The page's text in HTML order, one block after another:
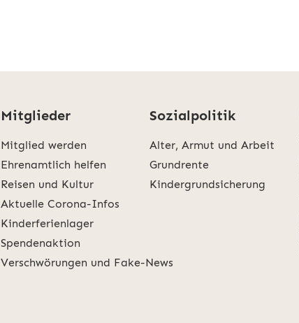
Mitglieder
Mitglied werden
Ehrenamtlich helfen
Reisen und Kultur
Aktuelle Corona-Infos
Kinderferienlager
Spendenaktion
Verschwörungen und Fake-News
Sozialpolitik
Alter, Armut und Arbeit
Grundrente
Kindergrundsicherung